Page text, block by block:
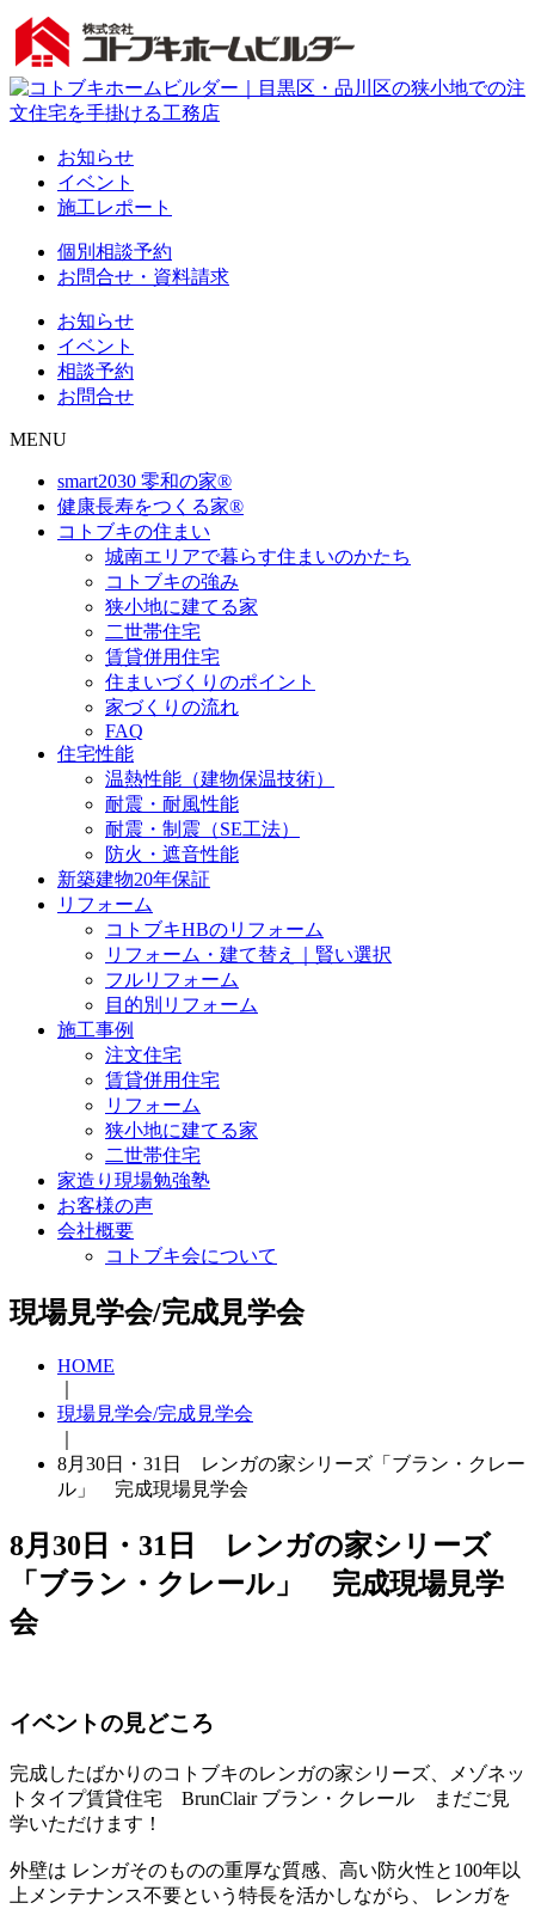
お知らせ
イベント
施工レポート
個別相談予約
お問合せ・資料請求
お知らせ
イベント
相談予約
お問合せ
MENU
smart2030 零和の家®
健康長寿をつくる家®
コトブキの住まい
城南エリアで暮らす住まいのかたち
コトブキの強み
狭小地に建てる家
二世帯住宅
賃貸併用住宅
住まいづくりのポイント
家づくりの流れ
FAQ
住宅性能
温熱性能（建物保温技術）
耐震・耐風性能
耐震・制震（SE工法）
防火・遮音性能
新築建物20年保証
リフォーム
コトブキHBのリフォーム
リフォーム・建て替え｜賢い選択
フルリフォーム
目的別リフォーム
施工事例
注文住宅
賃貸併用住宅
リフォーム
狭小地に建てる家
二世帯住宅
家造り現場勉強塾
お客様の声
会社概要
コトブキ会について
現場見学会/完成見学会
HOME
現場見学会/完成見学会
8月30日・31日 レンガの家シリーズ「ブラン・クレー
ル」 完成現場見学会
8月30日・31日 レンガの家シリーズ
「ブラン・クレール」 完成現場見学
会
イベントの見どころ
完成したばかりのコトブキのレンガの家シリーズ、メゾネッ
トタイプ賃貸住宅 BrunClair ブラン・クレール まだご見
学いただけます！
外壁は レンガそのものの重厚な質感、高い防火性と100年以
上メンテナンス不要という特長を活かしながら、 レンガを